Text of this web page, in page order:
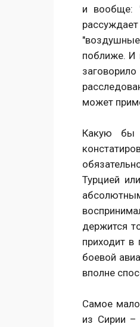
и вообще:
поближе. И
может
Какую бы
Турцией
держится
приходит в
боевой
вполне
Самое
из Сирии –